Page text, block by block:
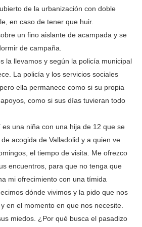
de la urbanización con doble
en caso de tener que huir.
un fino aislante de acampada y se
de campaña.
la llevamos y según la policía municipal
La policía y los servicios sociales
ella permanece como si su propia
como si sus días tuvieran todo
una niña con una hija de 12 que se
acogida de Valladolid y a quien ve
el tiempo de visita. Me ofrezco
encuentros, para que no tenga que
mi ofrecimiento con una tímida
dónde vivimos y la pido que nos
en el momento en que nos necesite.
miedos. ¿Por qué busca el pasadizo